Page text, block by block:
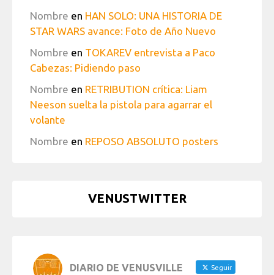
Nombre en HAN SOLO: UNA HISTORIA DE
STAR WARS avance: Foto de Año Nuevo
Nombre en TOKAREV entrevista a Paco
Cabezas: Pidiendo paso
Nombre en RETRIBUTION crítica: Liam
Neeson suelta la pistola para agarrar el
volante
Nombre en REPOSO ABSOLUTO posters
VENUSTWITTER
DIARIO DE VENUSVILLE Seguir